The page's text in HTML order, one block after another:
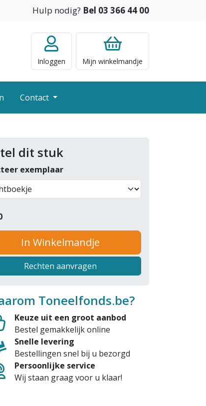
Hulp nodig? Bel 03 366 44 00
Inloggen Mijn winkelmandje
Contact
dit stuk
exemplaar
In Winkelmandje
Rechten aanvragen
Toneelfonds.be?
Keuze uit een groot aanbod
Bestel gemakkelijk online
Snelle levering
Bestellingen snel bij u bezorgd
Persoonlijke service
Wij staan graag voor u klaar!